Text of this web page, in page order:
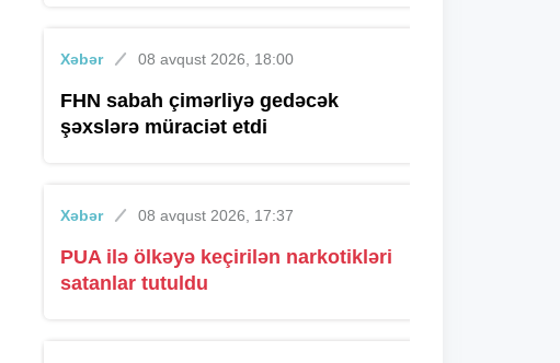
Xəbər 08 avqust 2026, 18:00
FHN sabah çimərliyə gedəcək
şəxslərə müraciət etdi
Xəbər 08 avqust 2026, 17:37
PUA ilə ölkəyə keçirilən narkotikləri
satanlar tutuldu